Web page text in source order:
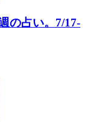
の占い。7/17-